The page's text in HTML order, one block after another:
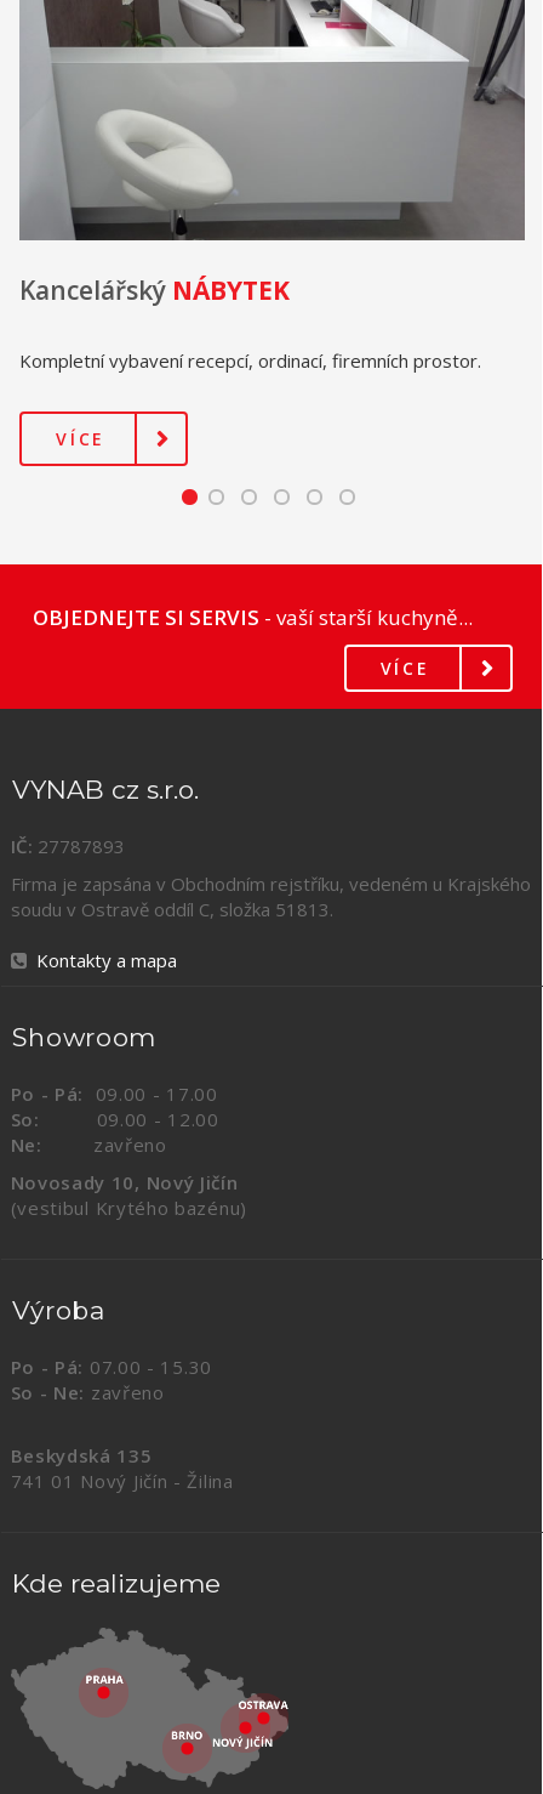
Kancelářský NÁBYTEK
Kompletní vybavení recepcí, ordinací, firemních prostor.
VÍCE
OBJEDNEJTE SI SERVIS - vaší starší kuchyně...
VÍCE
VYNAB cz s.r.o.
IČ: 27787893
Firma je zapsána v Obchodním rejstříku, vedeném u Krajského
soudu v Ostravě oddíl C, složka 51813.
Kontakty a mapa
Showroom
Po - Pá:
09.00 - 17.00
So: 09.00 - 12.00
Ne: zavřeno
Novosady 10, Nový Jičín
(vestibul Krytého bazénu)
Výroba
Po - Pá: 07.00 - 15.30
So - Ne: zavřeno
Beskydská 135
741 01 Nový Jičín - Žilina
Kde realizujeme